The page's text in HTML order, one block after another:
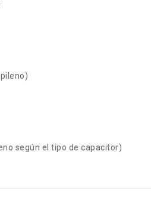
según el tipo de capacitor)